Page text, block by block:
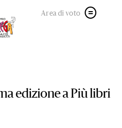
Area di voto
edizione a Più libri